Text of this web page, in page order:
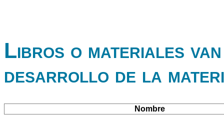
Libros o materiales
desarrollo de la
Nombre